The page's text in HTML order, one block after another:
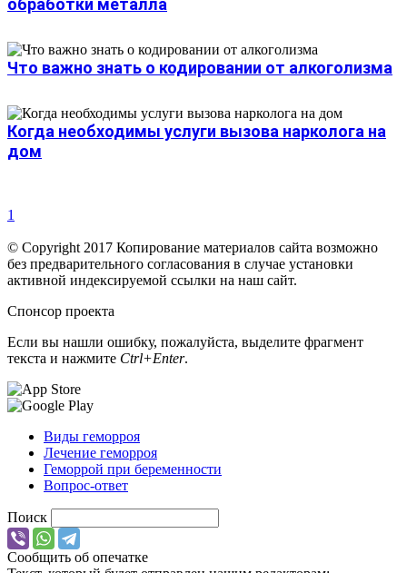
обработки металла
Что важно знать о кодировании от алкоголизма
Когда необходимы услуги вызова нарколога на
дом
1
© Copyright 2017 Копирование материалов сайта возможно
без предварительного согласования в случае установки
активной индексируемой ссылки на наш сайт.
Спонсор проекта
Если вы нашли ошибку, пожалуйста, выделите фрагмент
текста и нажмите Ctrl+Enter.
Виды геморроя
Лечение геморроя
Геморрой при беременности
Вопрос-ответ
Поиск
Сообщить об опечатке